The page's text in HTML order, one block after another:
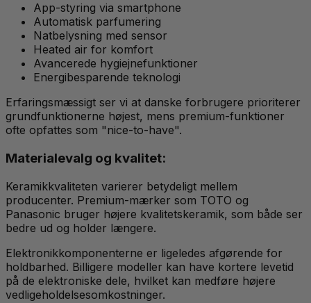
App-styring via smartphone
Automatisk parfumering
Natbelysning med sensor
Heated air for komfort
Avancerede hygiejnefunktioner
Energibesparende teknologi
Erfaringsmæssigt ser vi at danske forbrugere prioriterer
grundfunktionerne højest, mens premium-funktioner
ofte opfattes som "nice-to-have".
Materialevalg og kvalitet:
Keramikkvaliteten varierer betydeligt mellem
producenter. Premium-mærker som TOTO og
Panasonic bruger højere kvalitetskeramik, som både ser
bedre ud og holder længere.
Elektronikkomponenterne er ligeledes afgørende for
holdbarhed. Billigere modeller kan have kortere levetid
på de elektroniske dele, hvilket kan medføre højere
vedligeholdelsesomkostninger.